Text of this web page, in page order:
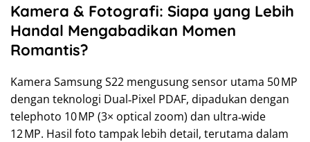
Kamera & Fotografi: Siapa yang Lebih
Handal Mengabadikan Momen
Romantis?
Kamera Samsung S22 mengusung sensor utama 50 MP
dengan teknologi Dual‑Pixel PDAF, dipadukan dengan
telephoto 10 MP (3× optical zoom) dan ultra‑wide
12 MP. Hasil foto tampak lebih detail, terutama dalam